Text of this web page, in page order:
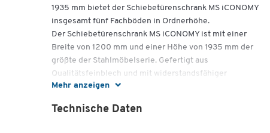
Mehr anzeigen
1935 mm bietet der Schiebetürenschrank MS iCONOMY
insgesamt fünf Fachböden in Ordnerhöhe.
Der Schiebetürenschrank MS iCONOMY ist mit einer
Breite von 1200 mm und einer Höhe von 1935 mm der
größte der Stahlmöbelserie. Gefertigt aus
Qualitätsfeinblech und mit widerstandsfähiger
Pulverbeschichtung versehen, ist der
stoßfest. Die Schiebetüren des Schrankes sind
Technische Daten